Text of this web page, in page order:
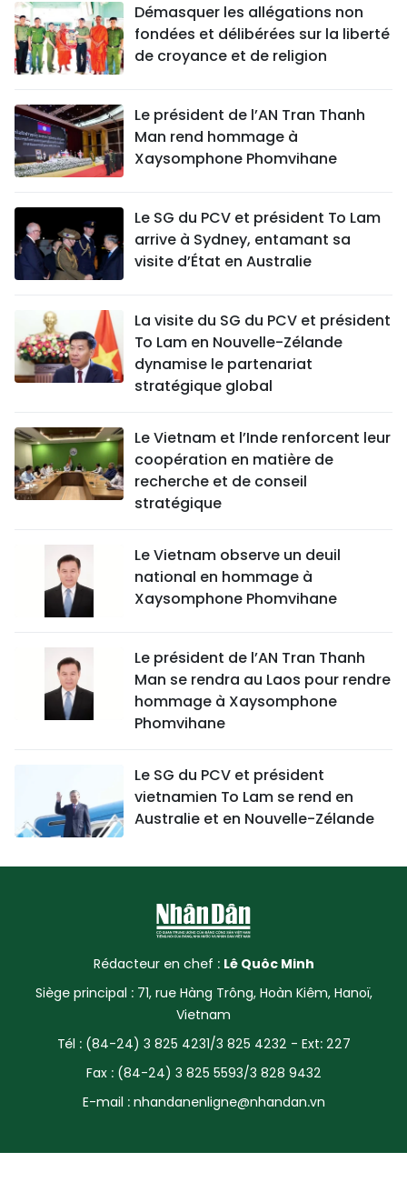
Démasquer les allégations non
fondées et délibérées sur la liberté
de croyance et de religion
Le président de l’AN Tran Thanh
Man rend hommage à
Xaysomphone Phomvihane
Le SG du PCV et président To Lam
arrive à Sydney, entamant sa
visite d’État en Australie
La visite du SG du PCV et président
To Lam en Nouvelle-Zélande
dynamise le partenariat
stratégique global
Le Vietnam et l’Inde renforcent leur
coopération en matière de
recherche et de conseil
stratégique
Le Vietnam observe un deuil
national en hommage à
Xaysomphone Phomvihane
Le président de l’AN Tran Thanh
Man se rendra au Laos pour rendre
hommage à Xaysomphone
Phomvihane
Le SG du PCV et président
vietnamien To Lam se rend en
Australie et en Nouvelle-Zélande
Rédacteur en chef : Lê Quôc Minh
Siège principal : 71, rue Hàng Trông, Hoàn Kiêm, Hanoï,
Vietnam
Tél : (84-24) 3 825 4231/3 825 4232 - Ext: 227
Fax : (84-24) 3 825 5593/3 828 9432
E-mail : nhandanenligne@nhandan.vn